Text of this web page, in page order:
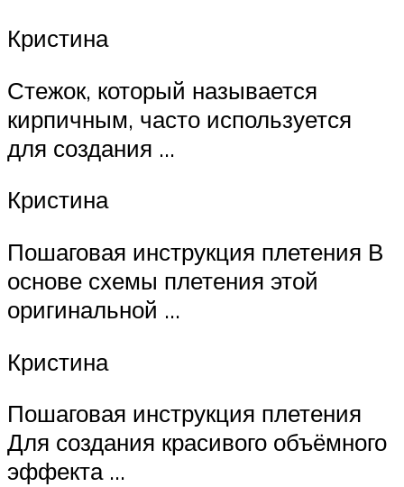
Кристина
Стежок, который называется
кирпичным, часто используется
для создания …
Кристина
Пошаговая инструкция плетения В
основе схемы плетения этой
оригинальной …
Кристина
Пошаговая инструкция плетения
Для создания красивого объёмного
эффекта …